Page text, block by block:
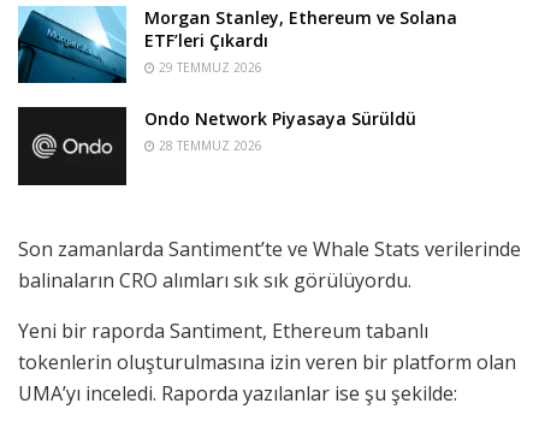
Morgan Stanley, Ethereum ve Solana
ETF’leri Çıkardı
29 TEMMUZ 2026
Ondo Network Piyasaya Sürüldü
28 TEMMUZ 2026
Son zamanlarda Santiment’te ve Whale Stats verilerinde
balinaların CRO alımları sık sık görülüyordu.
Yeni bir raporda Santiment, Ethereum tabanlı
tokenlerin oluşturulmasına izin veren bir platform olan
UMA’yı inceledi. Raporda yazılanlar ise şu şekilde: